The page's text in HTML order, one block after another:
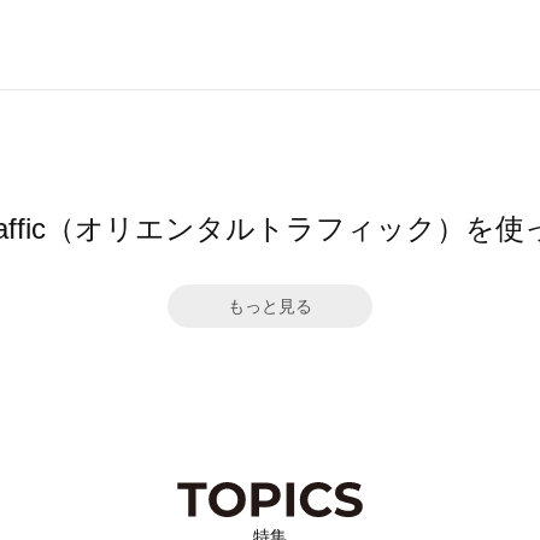
（オリエンタルトラフィック）を使
もっと見る